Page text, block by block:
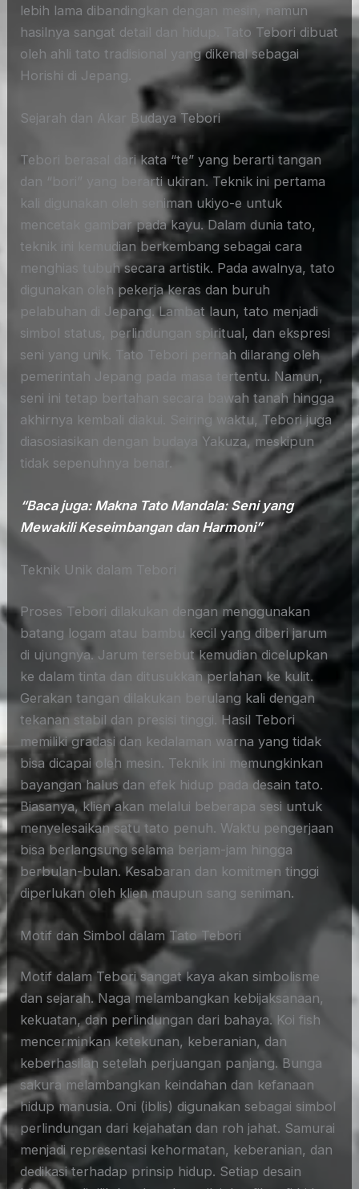
lebih lama dibandingkan dengan mesin, namun
hasilnya sangat detail dan hidup. Tato Tebori dibuat
oleh ahli tato tradisional yang dikenal sebagai
Horishi di Jepang.
Sejarah dan Akar Budaya Tebori
Tebori berasal dari kata “te” yang berarti tangan
dan “bori” yang berarti ukiran. Teknik ini pertama
kali digunakan oleh seniman ukiyo-e untuk
mencetak gambar pada kayu. Dalam dunia tato,
teknik ini kemudian berkembang sebagai cara
menghias tubuh secara artistik. Pada awalnya, tato
digunakan oleh pekerja keras dan buruh
pelabuhan di Jepang. Lambat laun, tato menjadi
simbol status, perlindungan spiritual, dan ekspresi
seni yang unik. Tato Tebori pernah dilarang oleh
pemerintah Jepang pada masa tertentu. Namun,
seni ini tetap bertahan secara bawah tanah hingga
akhirnya kembali diakui. Seiring waktu, Tebori juga
diasosiasikan dengan budaya Yakuza, meskipun
tidak sepenuhnya benar.
“Baca juga: Makna Tato Mandala: Seni yang
Mewakili Keseimbangan dan Harmoni”
Teknik Unik dalam Tebori
Proses Tebori dilakukan dengan menggunakan
batang logam atau bambu kecil yang diberi jarum
di ujungnya. Jarum tersebut kemudian dicelupkan
ke dalam tinta dan ditusukkan perlahan ke kulit.
Gerakan tangan dilakukan berulang kali dengan
tekanan stabil dan presisi tinggi. Hasil Tebori
memiliki gradasi dan kedalaman warna yang tidak
bisa dicapai oleh mesin. Teknik ini memungkinkan
bayangan halus dan efek hidup pada desain tato.
Biasanya, klien akan melalui beberapa sesi untuk
menyelesaikan satu tato penuh. Waktu pengerjaan
bisa berlangsung selama berjam-jam hingga
berbulan-bulan. Kesabaran dan komitmen tinggi
diperlukan oleh klien maupun sang seniman.
Motif dan Simbol dalam Tato Tebori
Motif dalam Tebori sangat kaya akan simbolisme
dan sejarah. Naga melambangkan kebijaksanaan,
kekuatan, dan perlindungan dari bahaya. Koi fish
mencerminkan ketekunan, keberanian, dan
keberhasilan setelah perjuangan panjang. Bunga
sakura melambangkan keindahan dan kefanaan
hidup manusia. Oni (iblis) digunakan sebagai simbol
perlindungan dari kejahatan dan roh jahat. Samurai
menjadi representasi kehormatan, keberanian, dan
dedikasi terhadap prinsip hidup. Setiap desain